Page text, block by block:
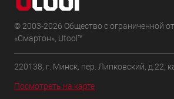
© 2003-2026 Общество с ограниченной
«Смартон», Utool™
220138, г. Минск, пер. Липковский, д.22,
Посмотреть на карте